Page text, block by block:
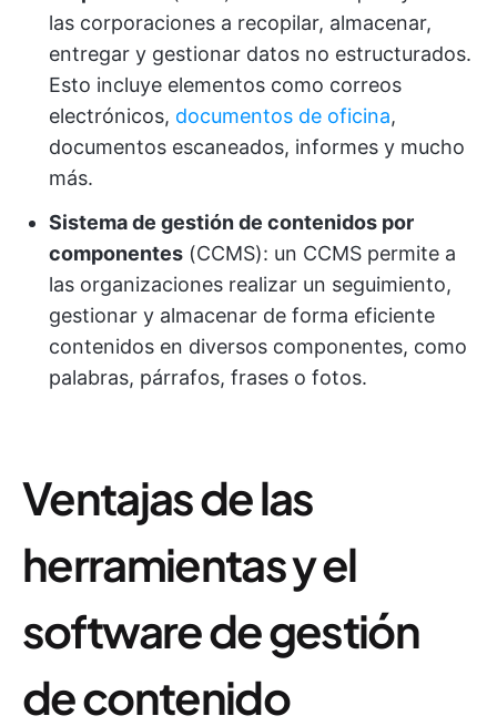
las corporaciones a recopilar, almacenar,
entregar y gestionar datos no estructurados.
Esto incluye elementos como correos
electrónicos, documentos de oficina,
documentos escaneados, informes y mucho
más.
Sistema de gestión de contenidos por
componentes (CCMS): un CCMS permite a
las organizaciones realizar un seguimiento,
gestionar y almacenar de forma eficiente
contenidos en diversos componentes, como
palabras, párrafos, frases o fotos.
Ventajas de las
herramientas y el
software de gestión
de contenido